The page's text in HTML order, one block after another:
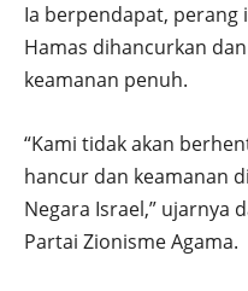
Ia berpendapat,
Hamas dihancurkan
keamanan penuh.
“Kami tidak akan
hancur dan keamanan
Negara Israel,” ujarnya
Partai Zionisme Agama.